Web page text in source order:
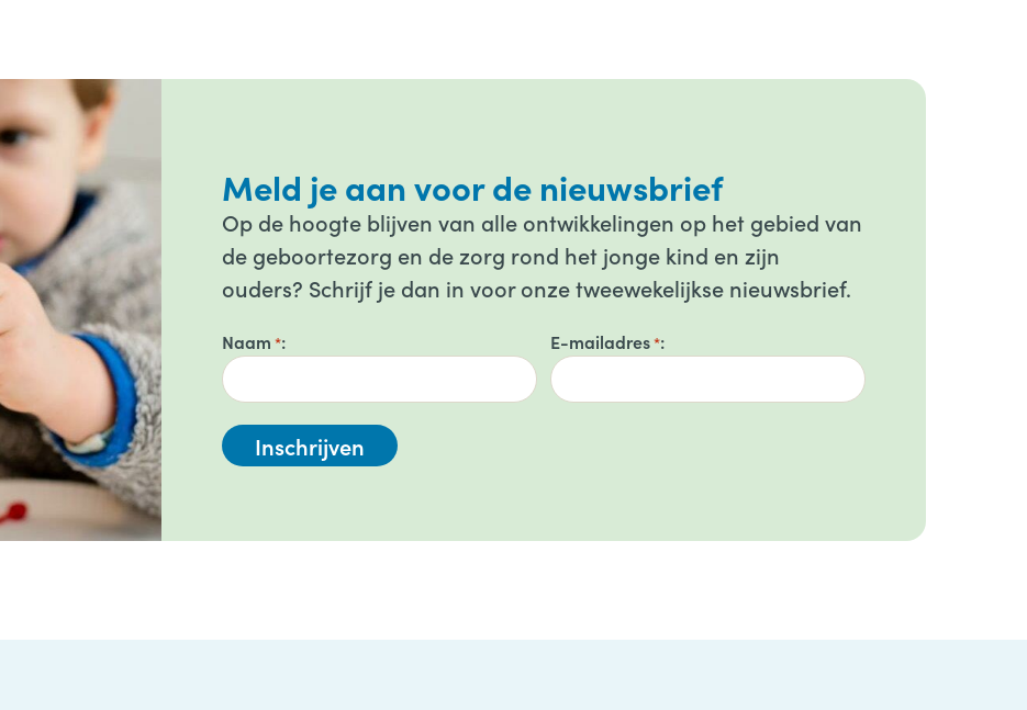
Meld je aan voor de nieuwsbrief
Op de hoogte blijven van alle ontwikkelingen op het gebied van
de geboortezorg en de zorg rond het jonge kind en zijn
ouders? Schrijf je dan in voor onze tweewekelijkse nieuwsbrief.
Naam * E-mailadres*